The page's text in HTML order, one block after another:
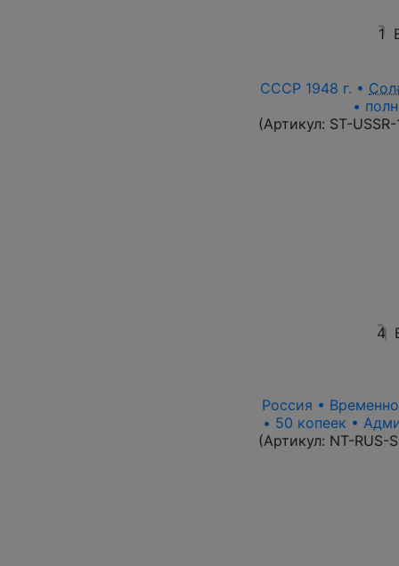
1
СССР 1948 г. •
•
(Артикул: ST-
4
Россия •
• 50 копеек •
(Артикул: NT-RUS-